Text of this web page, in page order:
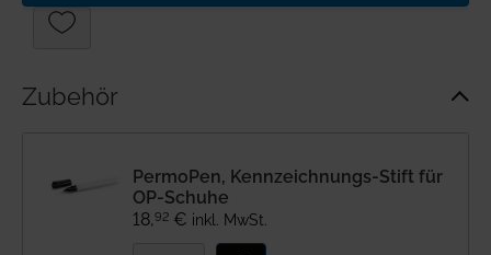
Zubehör
PermoPen, Kennzeichnungs-Stift für
OP-Schuhe
18,92 € inkl. MwSt.